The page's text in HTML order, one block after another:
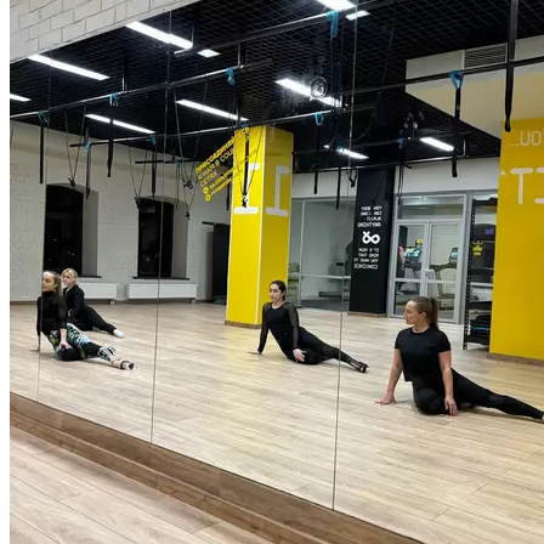
Наши занятия по стрип-пластике помогут тебе: -Овладеть
основами стрип пластики танцев и освоить плавные,
чувственные движения -Улучшить гибкость, координацию
и осанку -Повысить уверенность в себе, научиться красиво
двигаться и танцевать — Овладеть секретами женственности,
которые подчеркнут твою индивидуальность Длительность:
55 минут